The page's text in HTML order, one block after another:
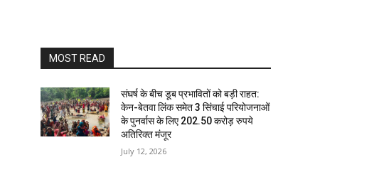
MOST READ
संघर्ष के बीच डूब प्रभावितों को बड़ी राहत:
केन-बेतवा लिंक समेत 3 सिंचाई परियोजनाओं
के पुनर्वास के लिए 202.50 करोड़ रुपये
अतिरिक्त मंजूर
July 12, 2026